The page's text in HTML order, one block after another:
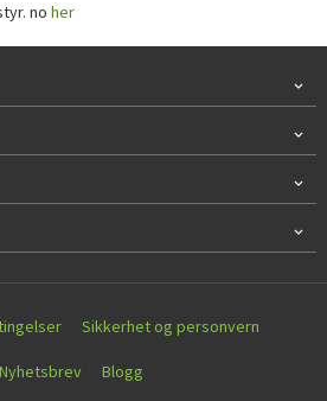
no her
Sikkerhet og personvern
Nyhetsbrev Blogg